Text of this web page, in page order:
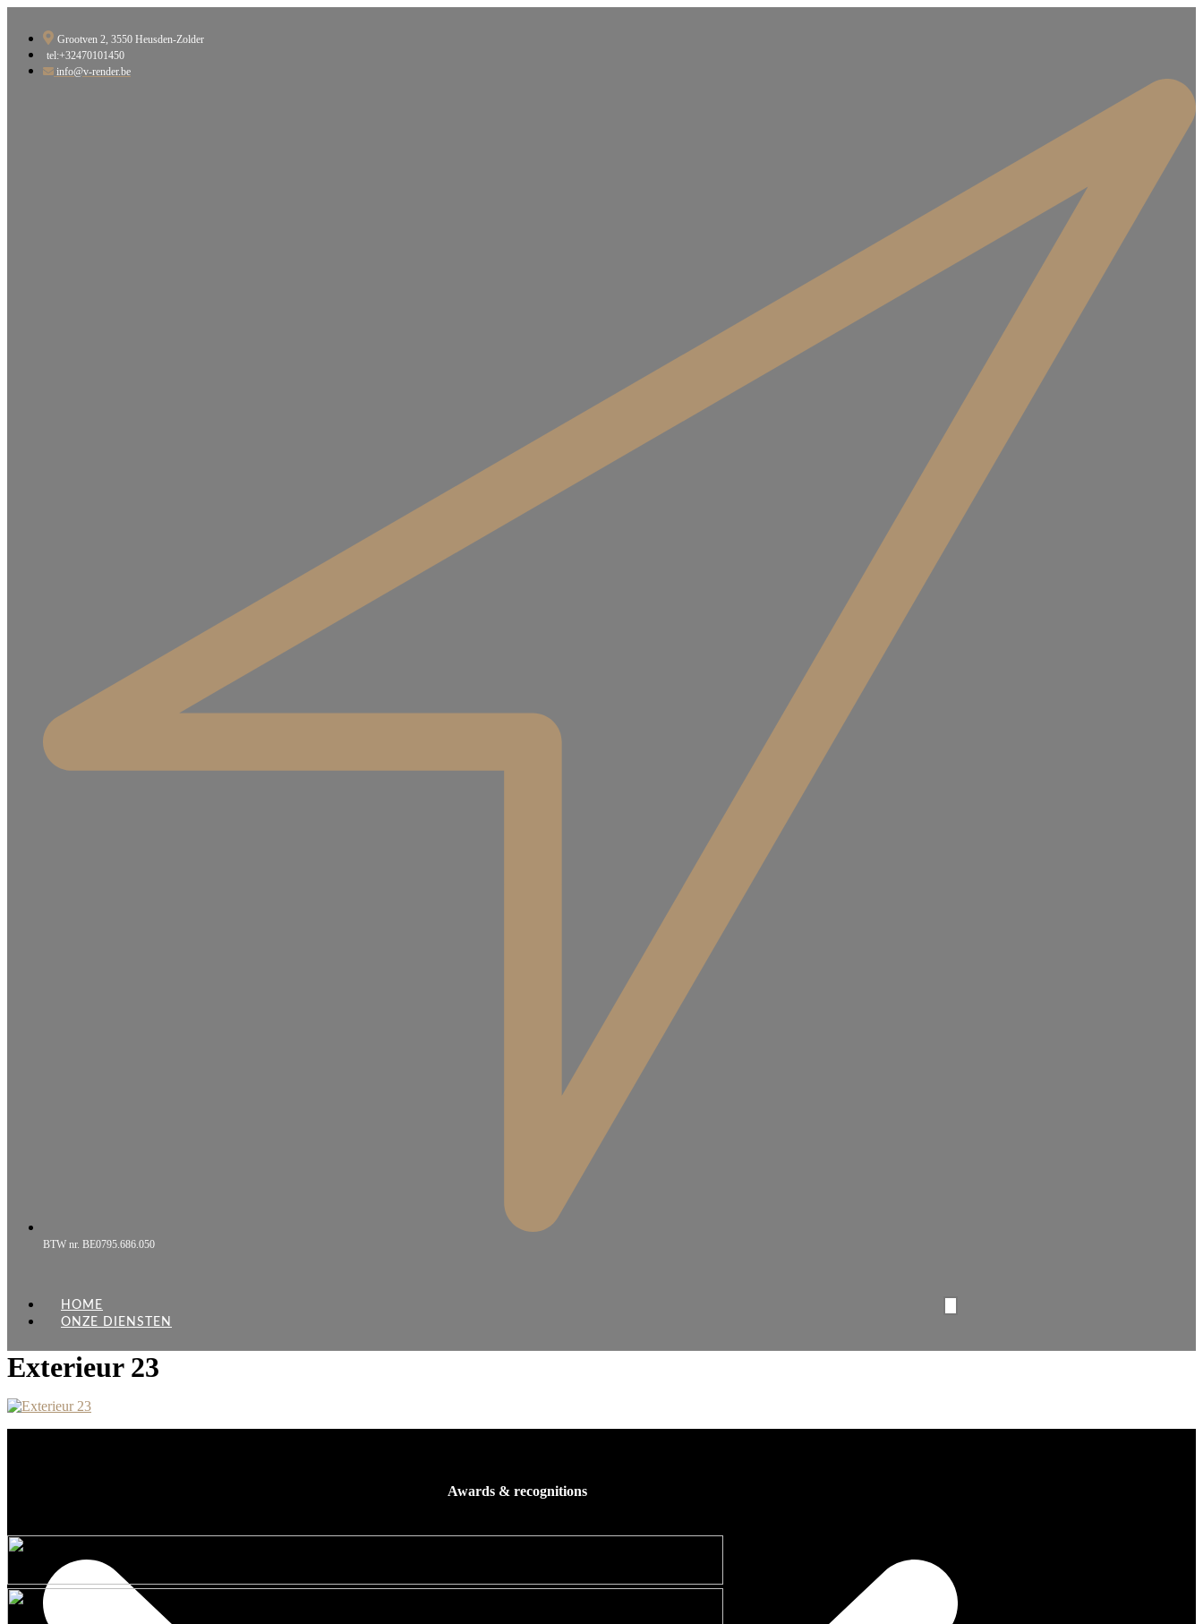
inhoud
Grootven 2, 3550 Heusden-Zolder​
tel:+32470101450
info@v-render.be
BTW nr. BE0795.686.050
HOME
ONZE DIENSTEN
Exterieur 23
Awards & recognitions